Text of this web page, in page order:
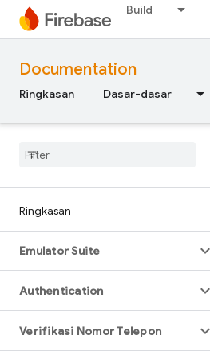
Build
Documentation
Ringkasan Dasar-dasar
Ringkasan
Emulator Suite
Authentication
Verifikasi Nomor Telepon